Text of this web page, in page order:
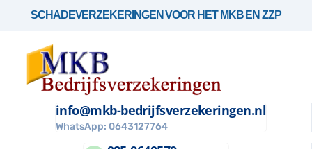
SCHADEVERZEKERINGEN VOOR HET MKB EN ZZP
info@mkb-bedrijfsverzekeringen.nl
WhatsApp: 0643127764